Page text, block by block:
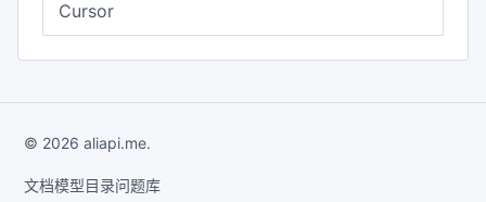
Cursor
© 2026 aliapi.me.
文档模型目录问题库